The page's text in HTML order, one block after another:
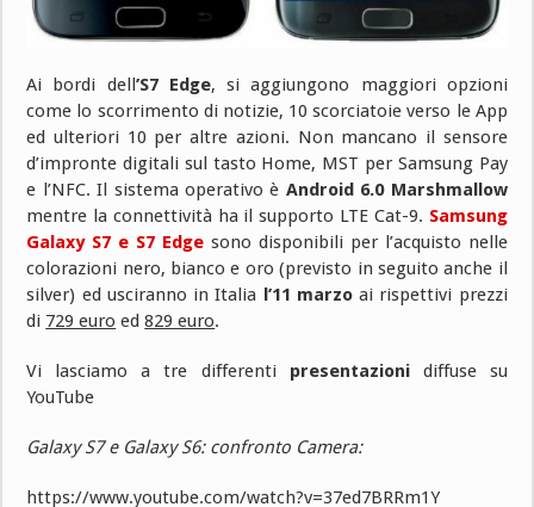
Ai bordi dell’S7 Edge, si aggiungono maggiori opzioni
come lo scorrimento di notizie, 10 scorciatoie verso le App
ed ulteriori 10 per altre azioni. Non mancano il sensore
d’impronte digitali sul tasto Home, MST per Samsung Pay
e l’NFC. Il sistema operativo è Android 6.0 Marshmallow
mentre la connettività ha il supporto LTE Cat-9. Samsung
Galaxy S7 e S7 Edge sono disponibili per l’acquisto nelle
colorazioni nero, bianco e oro (previsto in seguito anche il
silver) ed usciranno in Italia l’11 marzoai rispettivi prezzi
di 729 euro ed829 euro.
Vi lasciamo a tre differenti presentazionidiffuse su
YouTube
Galaxy S7 e Galaxy S6: confronto Camera:
https://www.youtube.com/watch?v=37ed7BRRm1Y